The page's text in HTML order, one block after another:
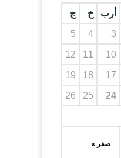
أرب خ ج
صفر »
3
4
5
10
11
12
17
18
19
24
25
26